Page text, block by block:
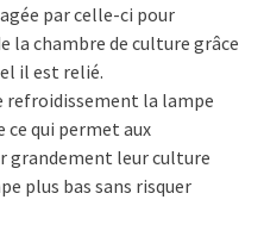
par celle-ci pour
la chambre de culture grâce
il est relié.
refroidissement la lampe
qui permet aux
grandement leur culture
plus bas sans risquer